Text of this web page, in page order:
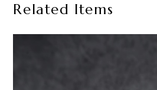
Related Items